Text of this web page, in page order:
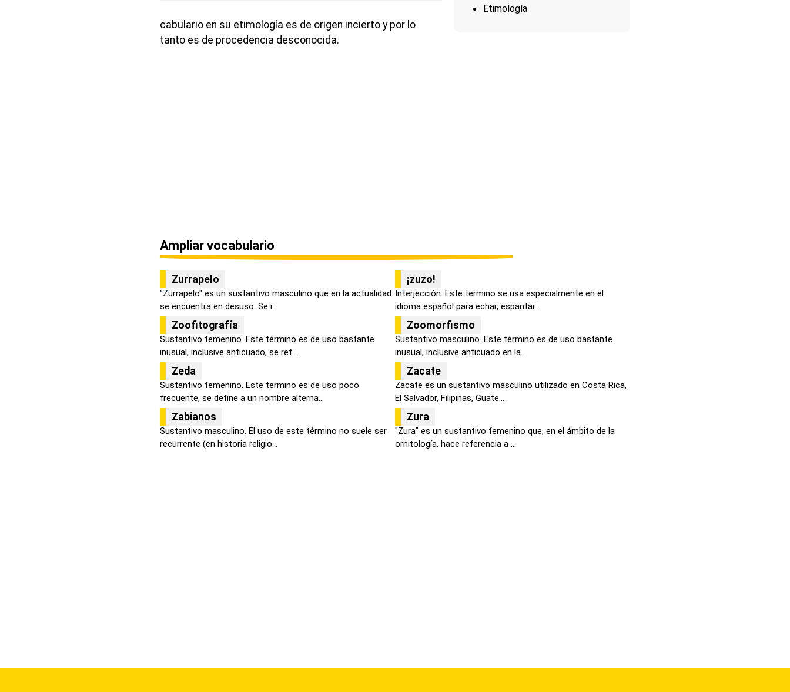
Etimología
cabulario en su etimología es de origen incierto y por lo
tanto es de procedencia desconocida.
Ampliar vocabulario
Zurrapelo
"Zurrapelo" es un sustantivo masculino que en la actualidad
se encuentra en desuso. Se r...
¡zuzo!
Interjección. Este termino se usa especialmente en el
idioma español para echar, espantar...
Zoofitografía
Sustantivo femenino. Este término es de uso bastante
inusual, inclusive anticuado, se ref...
Zoomorfismo
Sustantivo masculino. Este término es de uso bastante
inusual, inclusive anticuado en la...
Zeda
Sustantivo femenino. Este termino es de uso poco
frecuente, se define a un nombre alterna...
Zacate
Zacate es un sustantivo masculino utilizado en Costa Rica,
El Salvador, Filipinas, Guate...
Zabianos
Sustantivo masculino. El uso de este término no suele ser
recurrente (en historia religio...
Zura
"Zura" es un sustantivo femenino que, en el ámbito de la
ornitología, hace referencia a ...